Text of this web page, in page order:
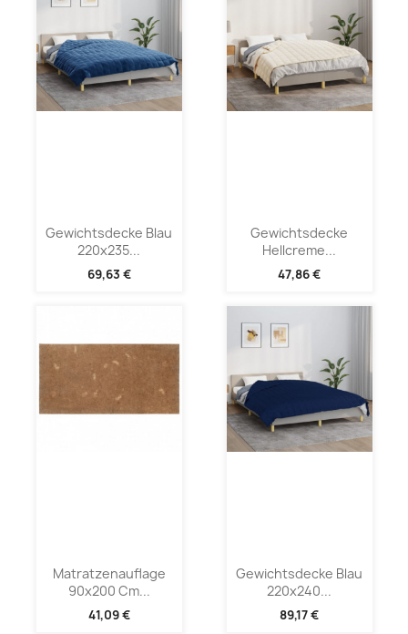
Gewichtsdecke Blau
220x235...
69,63 €
Gewichtsdecke
Hellcreme...
47,86 €
Matratzenauflage
90x200 Cm...
41,09 €
Gewichtsdecke Blau
220x240...
89,17 €